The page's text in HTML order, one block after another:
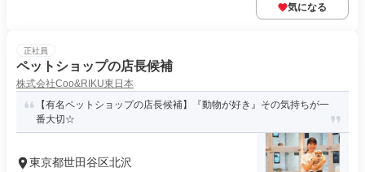
気になる
正社員
ペットショップの店長候補
株式会社Coo&RIKU東日本
【有名ペットショップの店長候補】『動物が好き』その気持ちが一
番大切☆
東京都世田谷区北沢